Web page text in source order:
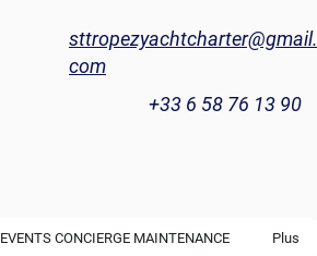
sttropezyachtcharter@gmail.
com
+33 6 58 76 13 90
EVENTS CONCIERGE MAINTENANCE Plus